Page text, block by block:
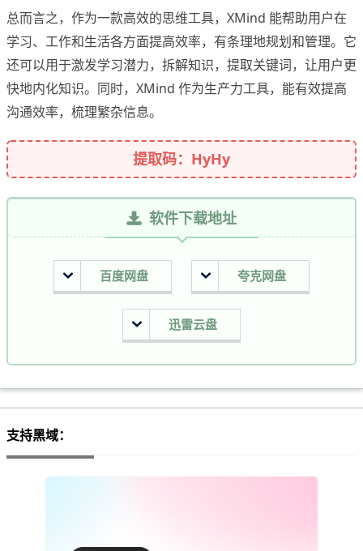
总而言之，作为一款高效的思维工具，XMind 能帮助用户在
学习、工作和生活各方面提高效率，有条理地规划和管理。它
还可以用于激发学习潜力，拆解知识，提取关键词，让用户更
快地内化知识。同时，XMind 作为生产力工具，能有效提高
沟通效率，梳理繁杂信息。
提取码：HyHy
软件下载地址
百度网盘 夸克网盘
迅雷云盘
支持黑域：